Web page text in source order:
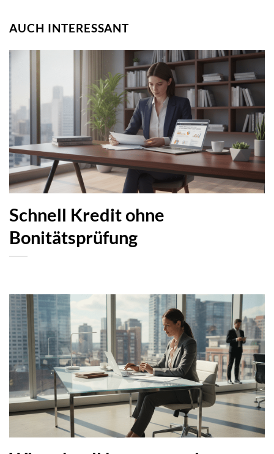
AUCH INTERESSANT
Schnell Kredit ohne
Bonitätsprüfung